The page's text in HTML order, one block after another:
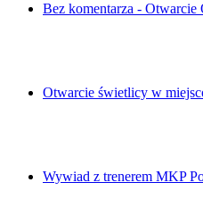
Bez komentarza - Otwarcie
Otwarcie świetlicy w
Wywiad z trenerem MKP